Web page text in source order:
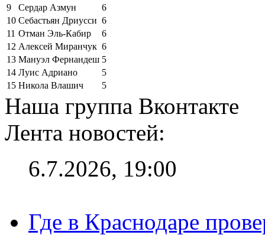
9
Сердар Азмун
6
10 Себастьян Дриусси 6
11 Отман Эль-Кабир
6
12 Алексей Миранчук 6
13 Мануэл Фернандеш 5
14 Луис Адриано
5
15 Никола Влашич 5
Наша группа Вконтакте
Лента новостей:
6.7.2026, 19:00
Где в Краснодаре